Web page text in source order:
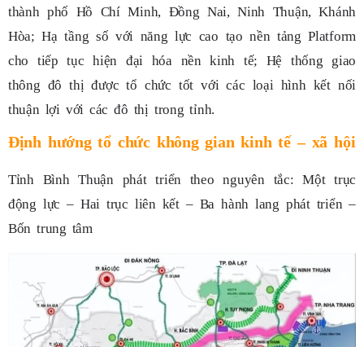
thành phố Hồ Chí Minh, Đồng Nai, Ninh Thuận, Khánh
Hòa; Hạ tầng số với năng lực cao tạo nền tảng Platform
cho tiếp tục hiện đại hóa nền kinh tế; Hệ thống giao
thông đô thị được tổ chức tốt với các loại hình kết nối
thuận lợi với các đô thị trong tỉnh.
Định hướng tổ chức không gian kinh tế – xã hội
Tỉnh Bình Thuận phát triển theo nguyên tắc: Một trục
động lực – Hai trục liên kết – Ba hành lang phát triển –
Bốn trung tâm